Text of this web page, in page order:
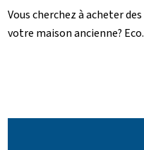
Vous cherchez à acheter
votre maison ancienne?